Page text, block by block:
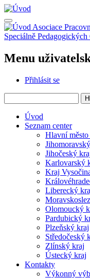
Přejít
k
hlavnímu
obsahu
Asociace
Speciálně Pedagogických
Menu
Přihlásit se
Úvod
Seznam center
Hlavní město
Jihočeský
Karlovarský
Kraj
Liberecký
Olomoucký
Pardubický
Plzeňský kraj
Středočeský
Zlínský kraj
Ústecký kraj
Kontakty
Výkonný